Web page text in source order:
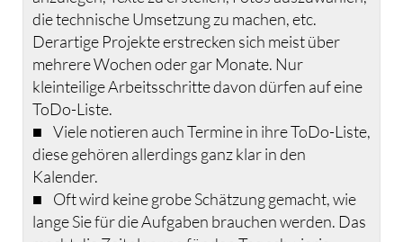
die technische Umsetzung zu machen, etc.
Derartige Projekte erstrecken sich meist über
mehrere Wochen oder gar Monate. Nur
kleinteilige Arbeitsschritte davon dürfen auf eine
ToDo-Liste.
■ Viele notieren auch Termine in ihre ToDo-Liste,
diese gehören allerdings ganz klar in den
Kalender.
■ Oft wird keine grobe Schätzung gemacht, wie
lange Sie für die Aufgaben brauchen werden. Das